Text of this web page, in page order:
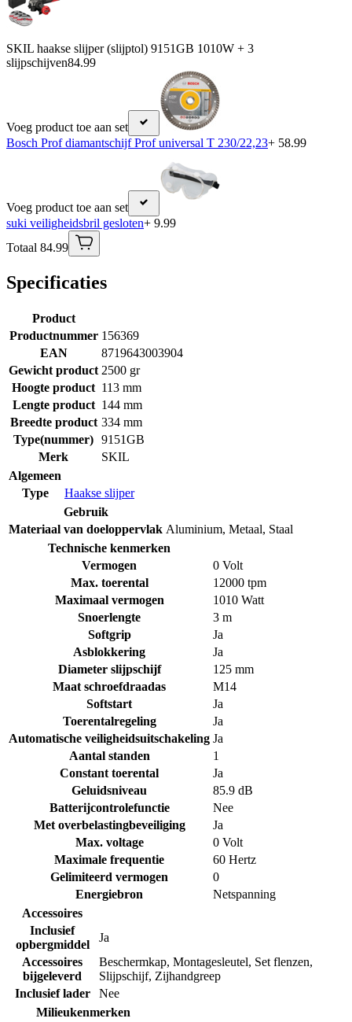
SKIL haakse slijper (slijptol) 9151GB 1010W + 3
slijpschijven84.99
Voeg product toe aan set
Bosch Prof diamantschijf Prof universal T 230/22,23+ 58.99
Voeg product toe aan set
suki veiligheidsbril gesloten+ 9.99
Totaal 84.99
Specificaties
Product
Productnummer 156369
EAN
8719643003904
Gewicht product 2500 gr
Hoogte product 113 mm
Lengte product 144 mm
Breedte product 334 mm
Type(nummer) 9151GB
Merk
SKIL
Algemeen
Type
Haakse slijper
Gebruik
Materiaal van doeloppervlak Aluminium, Metaal, Staal
Technische kenmerken
Vermogen
0 Volt
Max. toerental
12000 tpm
Maximaal vermogen
1010 Watt
Snoerlengte
3 m
Softgrip
Ja
Asblokkering
Ja
Diameter slijpschijf
125 mm
Maat schroefdraadas
M14
Softstart
Ja
Toerentalregeling
Ja
Automatische veiligheidsuitschakeling Ja
Aantal standen
1
Constant toerental
Ja
Geluidsniveau
85.9 dB
Batterijcontrolefunctie
Nee
Met overbelastingbeveiliging
Ja
Max. voltage
0 Volt
Maximale frequentie
60 Hertz
Gelimiteerd vermogen
0
Energiebron
Netspanning
Accessoires
Inclusief
opbergmiddel
Ja
Accessoires
bijgeleverd
Beschermkap, Montagesleutel, Set flenzen,
Slijpschijf, Zijhandgreep
Inclusief lader
Nee
Milieukenmerken